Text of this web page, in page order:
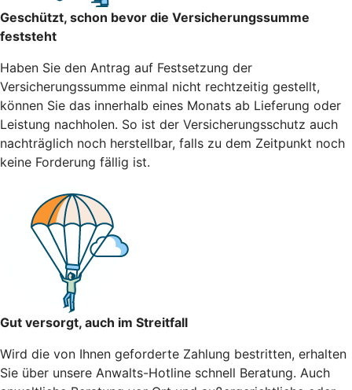
Geschützt, schon bevor die Versicherungssumme
feststeht
Haben Sie den Antrag auf Festsetzung der
Versicherungssumme einmal nicht rechtzeitig gestellt,
können Sie das innerhalb eines Monats ab Lieferung oder
Leistung nachholen. So ist der Versicherungsschutz auch
nachträglich noch herstellbar, falls zu dem Zeitpunkt noch
keine Forderung fällig ist.
Gut versorgt, auch im Streitfall
Wird die von Ihnen geforderte Zahlung bestritten, erhalten
Sie über unsere Anwalts-Hotline schnell Beratung. Auch